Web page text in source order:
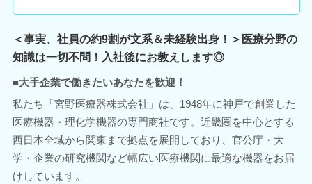
＜事実、社員の約9割が文系＆未経験出身！＞医療分野の
知識は一切不問！入社後にお教えします◎
■大手企業で働きたいあなたを歓迎！
私たち「宮野医療器株式会社」は、1948年に神戸で創業した
医療機器・理化学機器の専門商社です。近畿圏を中心とする
西日本全域から関東まで拠点を展開しており、官公庁・大
学・企業の研究機関など幅広い医療機関に最適な機器をお届
けしています。